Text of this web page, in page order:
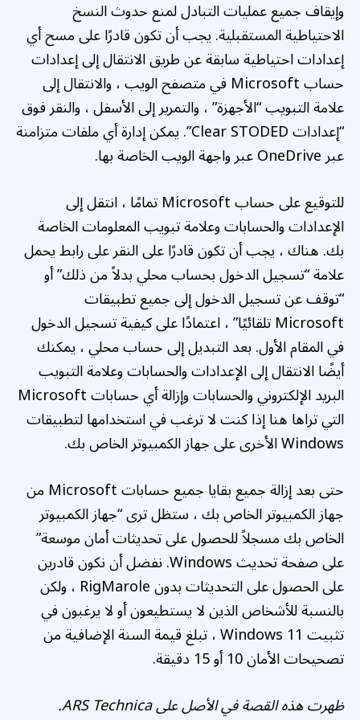
وإيقاف جميع عمليات التبادل لمنع حدوث النسخ
الاحتياطية المستقبلية. يجب أن تكون قادرًا على مسح أي
إعدادات احتياطية سابقة عن طريق الانتقال إلى إعدادات
حساب Microsoft في متصفح الويب ، والانتقال إلى
علامة التبويب “الأجهزة” ، والتمرير إلى الأسفل ، والنقر فوق
“إعدادات Clear STODED”. يمكن إدارة أي ملفات متزامنة
عبر OneDrive عبر واجهة الويب الخاصة بها.
للتوقيع على حساب Microsoft تمامًا ، انتقل إلى
الإعدادات والحسابات وعلامة تبويب المعلومات الخاصة
بك. هناك ، يجب أن تكون قادرًا على النقر على رابط يحمل
علامة “تسجيل الدخول بحساب محلي بدلاً من ذلك” أو
“توقف عن تسجيل الدخول إلى جميع تطبيقات
Microsoft تلقائيًا” ، اعتمادًا على كيفية تسجيل الدخول
في المقام الأول. بعد التبديل إلى حساب محلي ، يمكنك
أيضًا الانتقال إلى الإعدادات والحسابات وعلامة التبويب
البريد الإلكتروني والحسابات وإزالة أي حسابات Microsoft
التي تراها هنا إذا كنت لا ترغب في استخدامها لتطبيقات
Windows الأخرى على جهاز الكمبيوتر الخاص بك.
حتى بعد إزالة جميع بقايا جميع حسابات Microsoft من
جهاز الكمبيوتر الخاص بك ، ستظل ترى “جهاز الكمبيوتر
الخاص بك مسجلاً للحصول على تحديثات أمان موسعة”
على صفحة تحديث Windows. نفضل أن نكون قادرين
على الحصول على التحديثات بدون RigMarole ، ولكن
بالنسبة للأشخاص الذين لا يستطيعون أو لا يرغبون في
تثبيت Windows 11 ، تبلغ قيمة السنة الإضافية من
تصحيحات الأمان 10 أو 15 دقيقة.
ظهرت هذه القصة في الأصل علىARS Technica.